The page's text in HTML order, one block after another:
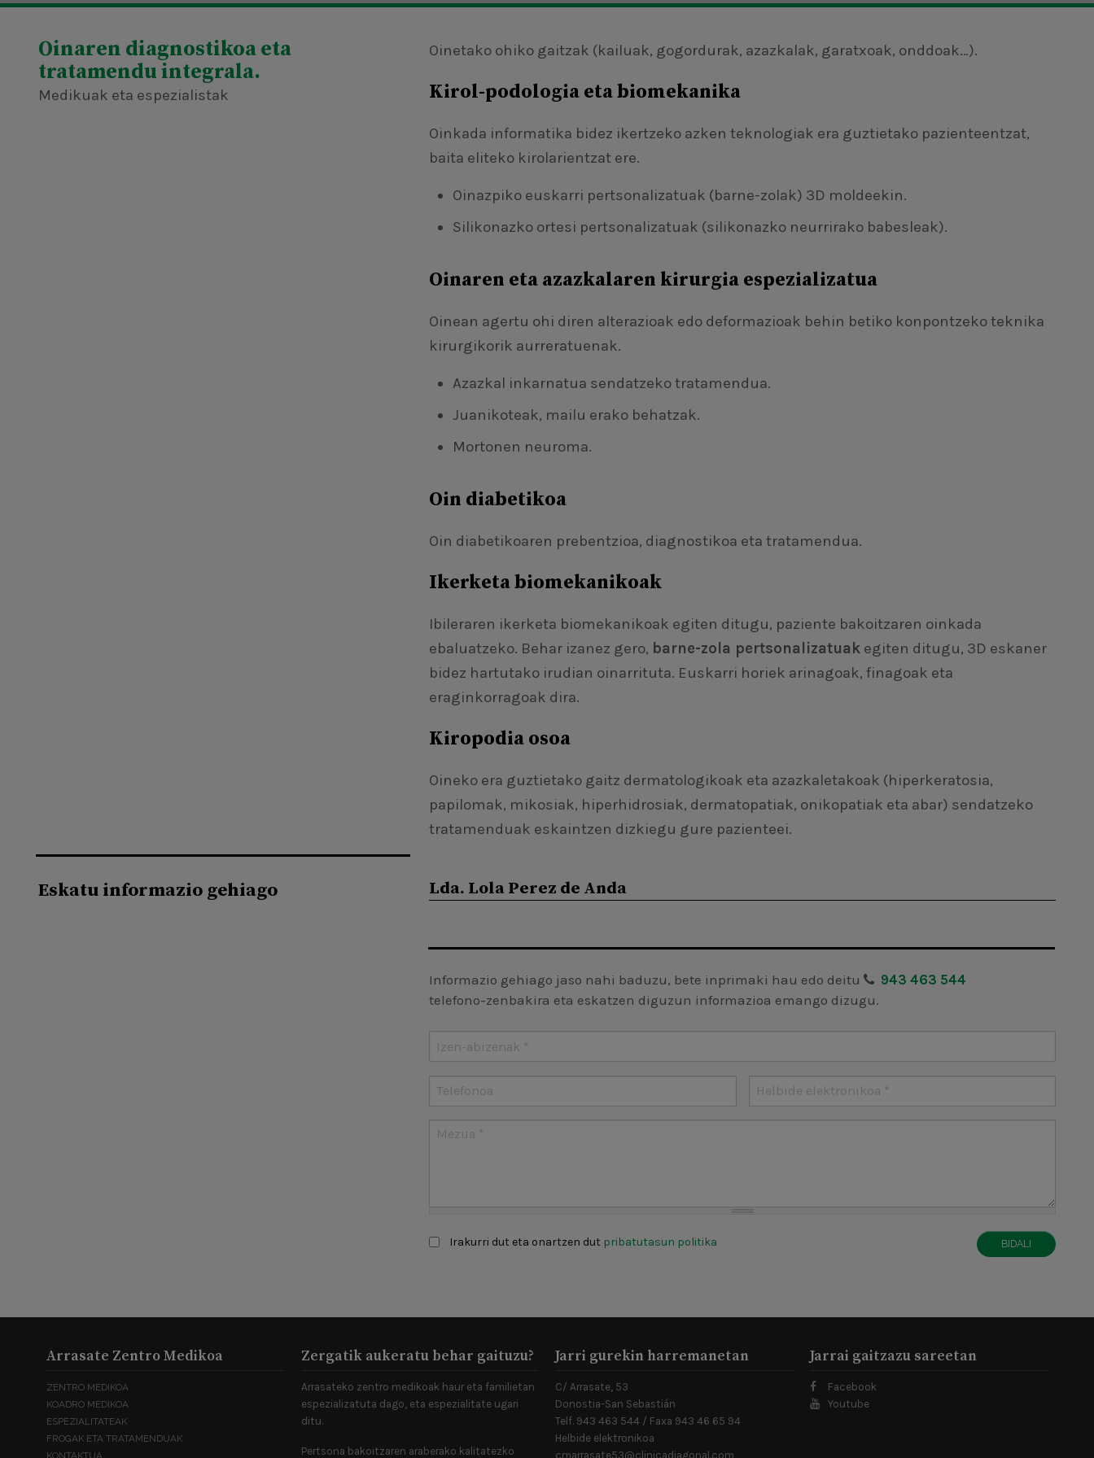
Oinaren diagnostikoa eta
tratamendu integrala.
Oinetako ohiko gaitzak (kailuak, gogordurak, azazkalak, garatxoak, onddoak…).
Kirol-podologia eta biomekanika
Oinkada informatika bidez ikertzeko azken teknologiak era guztietako pazienteentzat,
baita eliteko kirolarientzat ere.
Oinazpiko euskarri pertsonalizatuak (barne-zolak) 3D moldeekin.
Silikonazko ortesi pertsonalizatuak (silikonazko neurrirako babesleak).
Oinaren eta azazkalaren kirurgia espezializatua
Oinean agertu ohi diren alterazioak edo deformazioak behin betiko konpontzeko teknika
kirurgikorik aurreratuenak.
Azazkal inkarnatua sendatzeko tratamendua.
Juanikoteak, mailu erako behatzak.
Mortonen neuroma.
Oin diabetikoa
Oin diabetikoaren prebentzioa, diagnostikoa eta tratamendua.
Ikerketa biomekanikoak
Ibileraren ikerketa biomekanikoak egiten ditugu, paziente bakoitzaren oinkada
ebaluatzeko. Behar izanez gero, barne-zola pertsonalizatuak egiten ditugu, 3D eskaner
bidez hartutako irudian oinarrituta. Euskarri horiek arinagoak, finagoak eta
eraginkorragoak dira.
Kiropodia osoa
Oineko era guztietako gaitz dermatologikoak eta azazkaletakoak (hiperkeratosia,
papilomak, mikosiak, hiperhidrosiak, dermatopatiak, onikopatiak eta abar) sendatzeko
tratamenduak eskaintzen dizkiegu gure pazienteei.
Medikuak eta espezialistak
Lda. Lola Perez de Anda
Eskatu informazio gehiago
Informazio gehiago jaso nahi baduzu, bete inprimaki hau edo deitu
943 463 544
telefono-zenbakira eta eskatzen diguzun informazioa emango dizugu.
Izen-abizenak
Telefonoa Helbide elektronikoa *
Mezua *
Irakurri dut eta onartzen dut pribatutasun politika BIDALI
Arrasate Zentro Medikoa
ZENTRO MEDIKOA
KOADRO MEDIKOA
ESPEZIALITATEAK
FROGAK ETA TRATAMENDUAK
Zergatik aukeratu behar gaituzu?
Arrasateko zentro medikoak haur eta familietan
espezializatuta dago, eta espezialitate ugari
ditu.
Pertsona bakoitzaren araberako kalitatezko
Jarri gurekin harremanetan
C/ Arrasate, 53
Donostia-San Sebastián
Telf. 943 463 544 / Faxa 943 46 65 94
Helbide elektronikoa
cmarrasate53@clinicadiagonal.com
Jarrai gaitzazu sareetan
Facebook
Youtube